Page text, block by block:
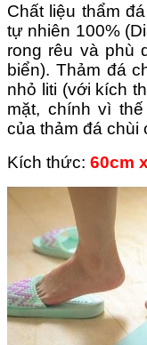
Chất liệu thẩm
tự nhiên 100%
rong rêu và phù
biển). Thảm đá
nhỏ liti (với kích
mặt, chính vì
của thảm đá chùi
Kích thức: 60cm